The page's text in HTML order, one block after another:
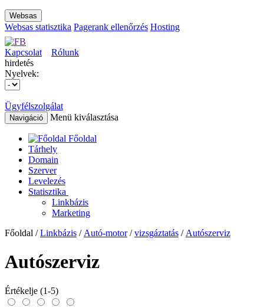
Websas
Websas statisztika Pagerank ellenőrzés Hosting
Kapcsolat
Rólunk
hirdetés
Nyelvek:
Ügyfélszolgálat
Navigáció Menü kiválasztása
Főoldal
Tárhely
Domain
Szerver
Levelezés
Statisztika
Linkbázis
Marketing
Főoldal /Linkbázis / Autó-motor/vizsgáztatás / Autószerviz
Autószerviz
Értékelje (1-5)